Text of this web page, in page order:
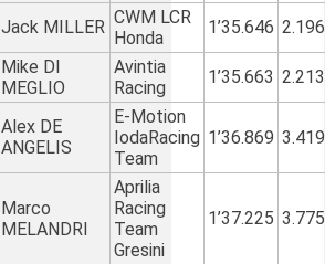
Jack MILLER CWM LCR
Honda
1’35.646 2.196
Mike DI
MEGLIO
Avintia
Racing
1’35.663 2.213
Alex DE
ANGELIS
E-Motion
IodaRacing
Team
1’36.869 3.419
Marco
MELANDRI
Aprilia
Racing
Team
Gresini
1’37.225 3.775